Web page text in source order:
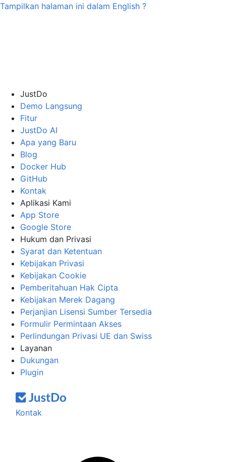
Tampilkan halaman ini dalam English ?
JustDo
Demo Langsung
Fitur
JustDo AI
Apa yang Baru
Blog
Docker Hub
GitHub
Kontak
Aplikasi Kami
App Store
Google Store
Hukum dan Privasi
Syarat dan Ketentuan
Kebijakan Privasi
Kebijakan Cookie
Pemberitahuan Hak Cipta
Kebijakan Merek Dagang
Perjanjian Lisensi Sumber Tersedia
Formulir Permintaan Akses
Perlindungan Privasi UE dan Swiss
Layanan
Dukungan
Plugin
Kontak